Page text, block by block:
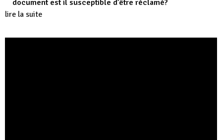
document est il susceptible d’être réclamé?
lire la suite